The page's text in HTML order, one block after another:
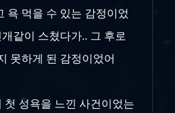
욕 먹을 수 있는 감정이었
같이 스쳤다가.. 그 후로
못하게 된 감정이었어
첫 성욕을 느낀 사건이었는